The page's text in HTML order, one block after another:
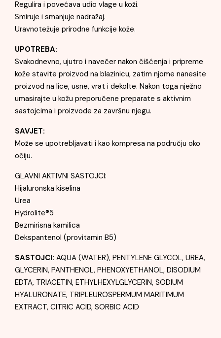
Regulira i povećava udio vlage u koži.
Smiruje i smanjuje nadražaj.
Uravnotežuje prirodne funkcije kože.
UPOTREBA:
Svakodnevno, ujutro i navečer nakon čišćenja i pripreme
kože stavite proizvod na blazinicu, zatim njome nanesite
proizvod na lice, usne, vrat i dekolte. Nakon toga nježno
umasirajte u kožu preporučene preparate s aktivnim
sastojcima i proizvode za završnu njegu.
SAVJET:
Može se upotrebljavati i kao kompresa na području oko
očiju.
GLAVNI AKTIVNI SASTOJCI:
Hijaluronska kiselina
Urea
Hydrolite®5
Bezmirisna kamilica
Dekspantenol (provitamin B5)
SASTOJCI: AQUA (WATER), PENTYLENE GLYCOL, UREA,
GLYCERIN, PANTHENOL, PHENOXYETHANOL, DISODIUM
EDTA, TRIACETIN, ETHYLHEXYLGLYCERIN, SODIUM
HYALURONATE, TRIPLEUROSPERMUM MARITIMUM
EXTRACT, CITRIC ACID, SORBIC ACID